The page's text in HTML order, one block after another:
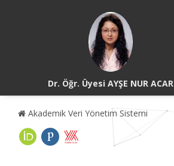
Dr. Öğr. Üyesi AYŞE NUR ACAR
Akademik Veri Yönetim Sistemi